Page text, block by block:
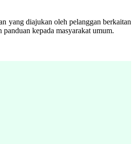
yang diajukan oleh pelanggan berkaitan
kepada masyarakat umum.